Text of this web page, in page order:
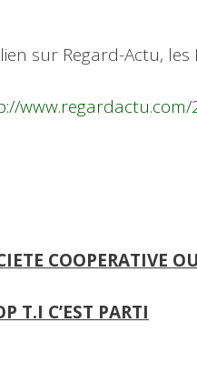
sur Regard-Actu,
COOPERATIVE
T.I C’EST PARTI